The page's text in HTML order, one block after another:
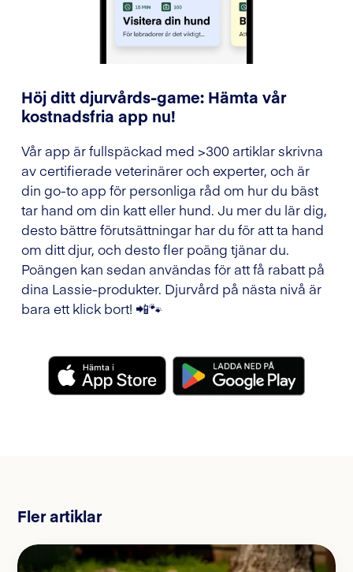
Höj ditt djurvårds-game: Hämta vår
kostnadsfria app nu!
Vår app är fullspäckad med >300 artiklar skrivna
av certifierade veterinärer och experter, och är
din go-to app för personliga råd om hur du bäst
tar hand om din katt eller hund. Ju mer du lär dig,
desto bättre förutsättningar har du för att ta hand
om ditt djur, och desto fler poäng tjänar du.
Poängen kan sedan användas för att få rabatt på
dina Lassie-produkter. Djurvård på nästa nivå är
bara ett klick bort! 📲🐾
Fler artiklar